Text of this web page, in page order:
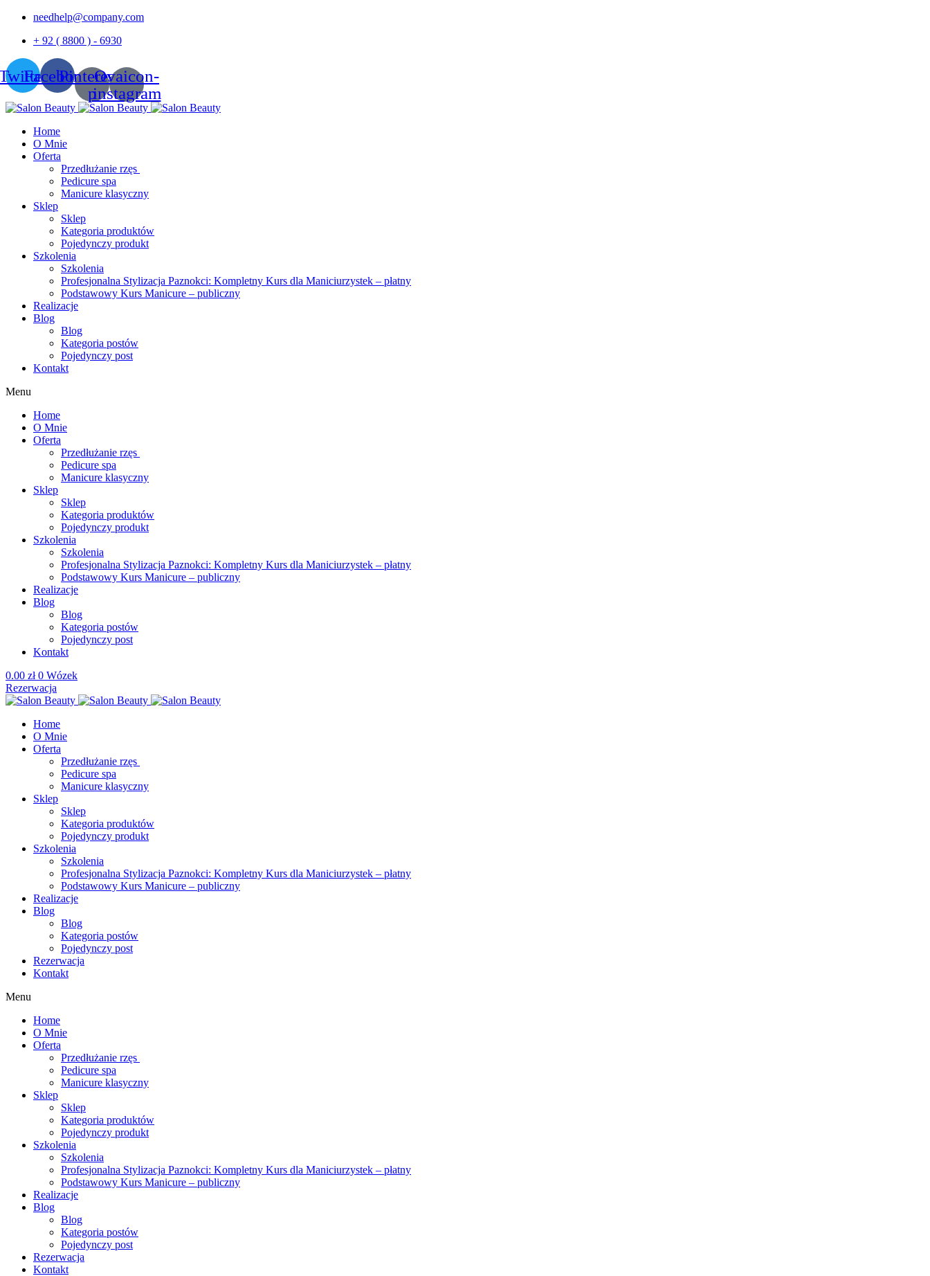
needhelp@company.com
+ 92 ( 8800 ) - 6930
FacebookPinterest-
p
Ovaicon-
instagram
Home
O Mnie
Oferta
Przedłużanie rzęs
Pedicure spa
Manicure klasyczny
Sklep
Sklep
Kategoria produktów
Pojedynczy produkt
Szkolenia
Szkolenia
Profesjonalna Stylizacja Paznokci: Kompletny Kurs dla Maniciurzystek – płatny
Podstawowy Kurs Manicure – publiczny
Realizacje
Blog
Blog
Kategoria postów
Pojedynczy post
Kontakt
Menu
Home
O Mnie
Oferta
Przedłużanie rzęs
Pedicure spa
Manicure klasyczny
Sklep
Sklep
Kategoria produktów
Pojedynczy produkt
Szkolenia
Szkolenia
Profesjonalna Stylizacja Paznokci: Kompletny Kurs dla Maniciurzystek – płatny
Podstawowy Kurs Manicure – publiczny
Realizacje
Blog
Blog
Kategoria postów
Pojedynczy post
Kontakt
0.00 zł 0 Wózek
Rezerwacja
Home
O Mnie
Oferta
Przedłużanie rzęs
Pedicure spa
Manicure klasyczny
Sklep
Sklep
Kategoria produktów
Pojedynczy produkt
Szkolenia
Szkolenia
Profesjonalna Stylizacja Paznokci: Kompletny Kurs dla Maniciurzystek – płatny
Podstawowy Kurs Manicure – publiczny
Realizacje
Blog
Blog
Kategoria postów
Pojedynczy post
Rezerwacja
Kontakt
Menu
Home
O Mnie
Oferta
Przedłużanie rzęs
Pedicure spa
Manicure klasyczny
Sklep
Sklep
Kategoria produktów
Pojedynczy produkt
Szkolenia
Szkolenia
Profesjonalna Stylizacja Paznokci: Kompletny Kurs dla Maniciurzystek – płatny
Podstawowy Kurs Manicure – publiczny
Realizacje
Blog
Blog
Kategoria postów
Pojedynczy post
Rezerwacja
Kontakt